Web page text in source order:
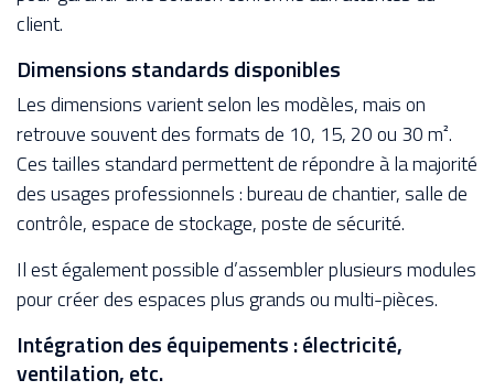
client.
Dimensions standards disponibles
Les dimensions varient selon les modèles, mais on
retrouve souvent des formats de 10, 15, 20 ou 30 m².
Ces tailles standard permettent de répondre à la majorité
des usages professionnels : bureau de chantier, salle de
contrôle, espace de stockage, poste de sécurité.
Il est également possible d’assembler plusieurs modules
pour créer des espaces plus grands ou multi-pièces.
Intégration des équipements : électricité,
ventilation, etc.